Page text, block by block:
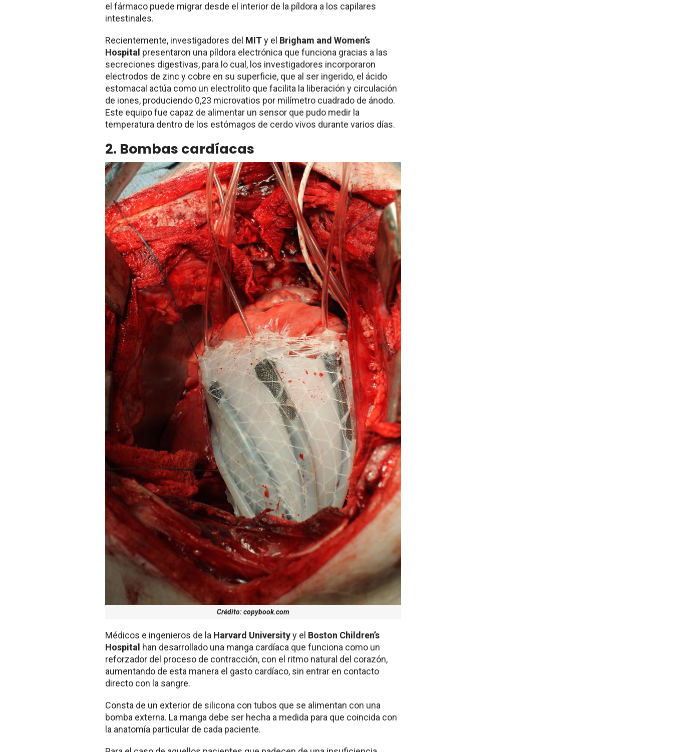
el fármaco puede migrar desde el interior de la píldora a los capilares
intestinales.
Recientemente, investigadores del MITy el Brigham and Women’s
Hospital presentaron una píldora electrónica que funciona gracias a las
secreciones digestivas, para lo cual, los investigadores incorporaron
electrodos de zinc y cobre en su superficie, que al ser ingerido, el ácido
estomacal actúa como un electrolito que facilita la liberación y circulación
de iones, produciendo 0,23 microvatios por milímetro cuadrado de ánodo.
Este equipo fue capaz de alimentar un sensor que pudo medir la
temperatura dentro de los estómagos de cerdo vivos durante varios días.
2. Bombas cardíacas
Crédito: copybook.com
Médicos e ingenieros de la Harvard Universityy el Boston Children’s
Hospital han desarrollado una manga cardíaca que funciona como un
reforzador del proceso de contracción, con el ritmo natural del corazón,
aumentando de esta manera el gasto cardíaco, sin entrar en contacto
directo con la sangre.
Consta de un exterior de silicona con tubos que se alimentan con una
bomba externa. La manga debe ser hecha a medida para que coincida con
la anatomía particular de cada paciente.